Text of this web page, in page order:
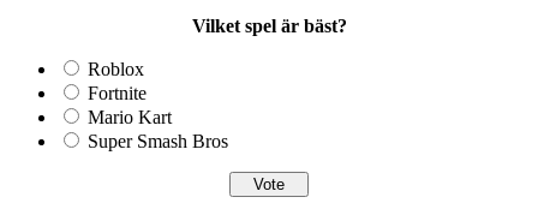
Vilket spel är bäst?
Roblox
Fortnite
Mario Kart
Super Smash Bros